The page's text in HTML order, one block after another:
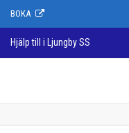
BOKA
Hjälp till i Ljungby SS